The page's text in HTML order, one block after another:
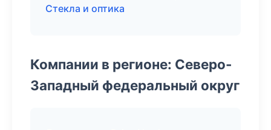
Стекла и оптика
Компании в регионе: Северо-
Западный федеральный округ